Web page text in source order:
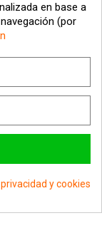

en base a
(por
y cookies